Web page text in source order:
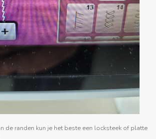
de randen kun je het beste een locksteek of platte